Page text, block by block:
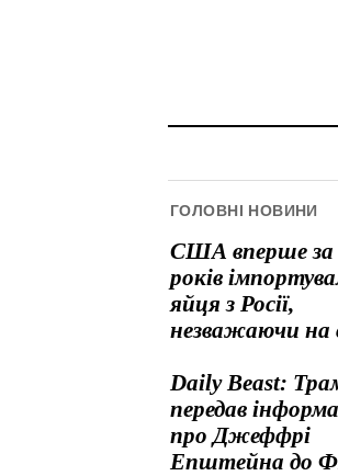
ГОЛОВНІ НОВИНИ
США вперше за
років
яйця з Росії,
незважаючи на
Daily Beast:
передав
про Джеффрі
Епштейна до